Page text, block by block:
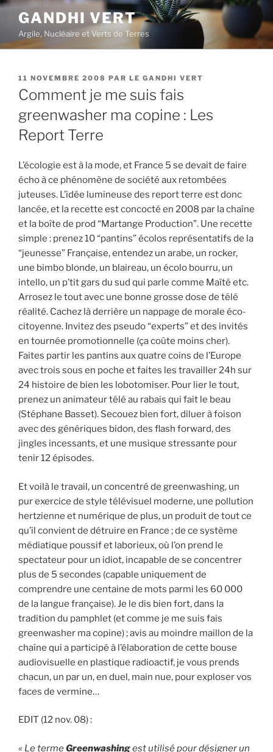
Aller
contenu
principal
GANDHI VERT
Argile, Nucléaire et Verts de Terres
PUBLIÉ
LE
11 NOVEMBRE 2008 PAR LE GANDHI VERT
Comment je me suis fais
greenwasher ma copine : Les
Report Terre
L’écologie est à la mode, et France 5 se devait de faire
écho à ce phénomène de société aux retombées
juteuses. L’idée lumineuse des report terre est donc
lancée, et la recette est concocté en 2008 par la chaîne
et la boîte de prod “Martange Production”. Une recette
simple : prenez 10 “pantins” écolos représentatifs de la
“jeunesse” Française, entendez un arabe, un rocker,
une bimbo blonde, un blaireau, un écolo bourru, un
intello, un p’tit gars du sud qui parle comme Maïté etc.
Arrosez le tout avec une bonne grosse dose de télé
réalité. Cachez là derrière un nappage de morale éco-
citoyenne. Invitez des pseudo “experts” et des invités
en tournée promotionnelle (ça coûte moins cher).
Faites partir les pantins aux quatre coins de l’Europe
avec trois sous en poche et faites les travailler 24h sur
24 histoire de bien les lobotomiser. Pour lier le tout,
prenez un animateur télé au rabais qui fait le beau
(Stéphane Basset). Secouez bien fort, diluer à foison
avec des génériques bidon, des flash forward, des
jingles incessants, et une musique stressante pour
tenir 12 épisodes.
Et voilà le travail, un concentré de greenwashing, un
pur exercice de style télévisuel moderne, une pollution
hertzienne et numérique de plus, un produit de tout ce
qu’il convient de détruire en France ; de ce système
médiatique poussif et laborieux, où l’on prend le
spectateur pour un idiot, incapable de se concentrer
plus de 5 secondes (capable uniquement de
comprendre une centaine de mots parmi les 60 000
de la langue française). Je le dis bien fort, dans la
tradition du pamphlet (et comme je me suis fais
greenwasher ma copine) ; avis au moindre maillon de la
chaîne qui a participé à l’élaboration de cette bouse
audiovisuelle en plastique radioactif, je vous prends
chacun, un par un, en duel, main nue, pour exploser vos
faces de vermine…
EDIT (12 nov. 08) :
« Le termeGreenwashingest utilisé pour désigner un